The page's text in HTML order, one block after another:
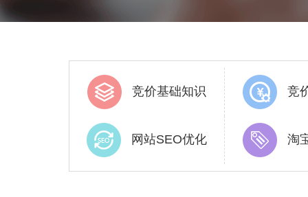
竞价基础知识 竞
网站SEO优化 淘